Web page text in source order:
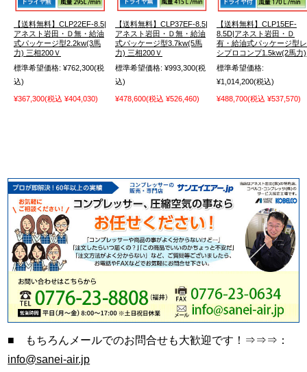
【送料無料】CLP22EF-8.5|
アネスト岩田・Ｄ無・給油
式パッケージ型2.2kw(3馬
力) 三相200Ｖ
標準希望価格: ¥762,300(税
込)
¥367,300(税込 ¥404,030)
【送料無料】CLP37EF-8.5|
アネスト岩田・Ｄ無・給油
式パッケージ型3.7kw(5馬
力) 三相200Ｖ
標準希望価格: ¥993,300(税
込)
¥478,600(税込 ¥526,460)
【送料無料】CLP15EF-
8.5D|アネスト岩田・Ｄ
有・給油式パッケージ型レ
シプロコンプ1.5kw(2馬力)
標準希望価格:
¥1,014,200(税込)
¥488,700(税込 ¥537,570)
■ もちろんメールでのお問合せも大歓迎です！⇒⇒⇒：
info@sanei-air.jp